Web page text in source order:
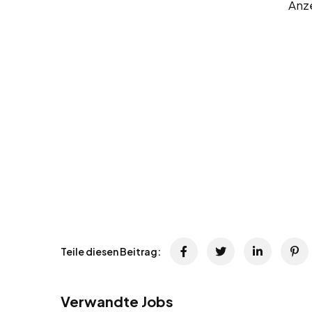
Teile diesen Beitrag:
Verwandte Jobs